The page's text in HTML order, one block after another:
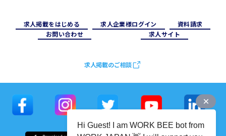
求⼈掲載をはじめる 求⼈企業様ログイン
資料請求
お問い合わせ
求⼈サイト
求人掲載のご相談
Hi Guest! I am WORK BEE bot from